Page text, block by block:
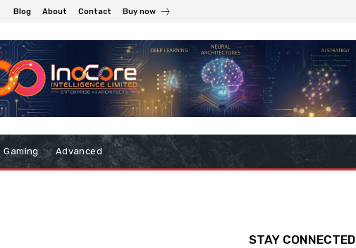
Blog About Contact Buy now
Gaming Advanced
STAY CONNECTED